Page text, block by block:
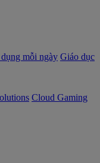
mỗi ngày Giáo dục
Cloud Gaming